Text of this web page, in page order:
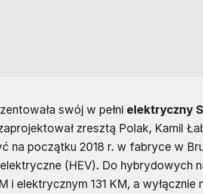
swój w pełni elektryczny
zresztą Polak, Kamil
na początku 2018 r. w fabryce w
(HEV). Do hybrydowych
i elektrycznym 131 KM, a wyłącznie